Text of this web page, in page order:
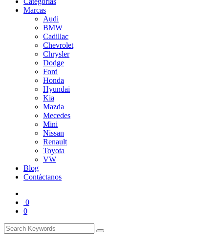
Marcas
Audi
BMW
Cadillac
Chevrolet
Chrysler
Dodge
Ford
Honda
Hyundai
Kia
Mazda
Mecedes
Mini
Nissan
Renault
Toyota
VW
Blog
Contáctanos
0
0